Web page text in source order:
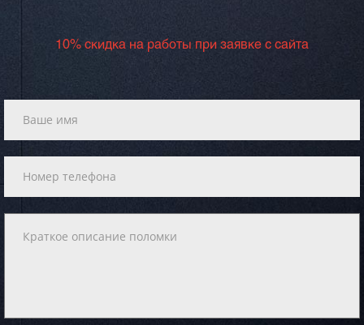
10% скидка на работы при заявке с сайта